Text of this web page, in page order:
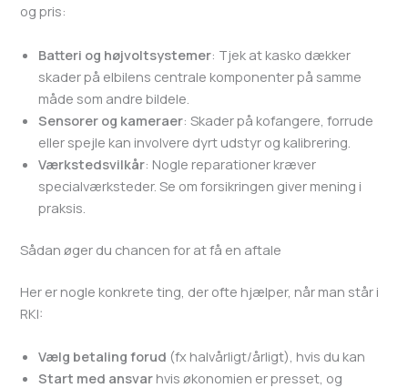
og pris:
Batteri og højvoltsystemer: Tjek at kasko dækker
skader på elbilens centrale komponenter på samme
måde som andre bildele.
Sensorer og kameraer: Skader på kofangere, forrude
eller spejle kan involvere dyrt udstyr og kalibrering.
Værkstedsvilkår: Nogle reparationer kræver
specialværksteder. Se om forsikringen giver mening i
praksis.
Sådan øger du chancen for at få en aftale
Her er nogle konkrete ting, der ofte hjælper, når man står i
RKI:
Vælg betaling forud (fx halvårligt/årligt), hvis du kan
Start med ansvar hvis økonomien er presset, og